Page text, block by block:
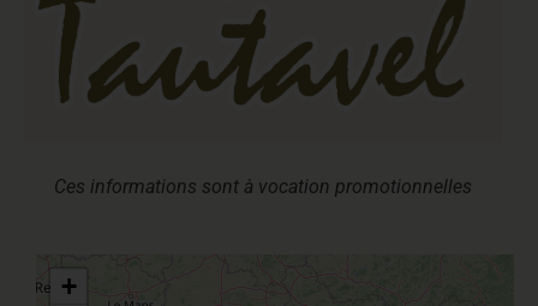
Ces informations sont à vocation promotionnelles
+